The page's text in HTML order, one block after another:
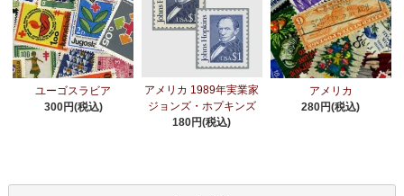
ユーゴスラビア
300円(税込)
アメリカ 1989年実業家
ジョンズ・ホプキンズ
180円(税込)
アメリカ
280円(税込)